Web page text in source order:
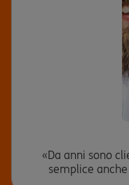
«Da anni sono
semplice